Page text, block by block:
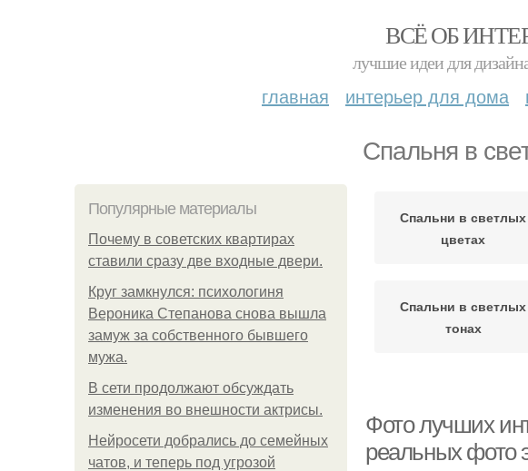
ВСЁ ОБ
лучшие идеи для
главная интерьер для дома
Спальня в
Популярные материалы
Почему в советских квартирах
ставили сразу две входные двери.
Круг замкнулся: психологиня
Вероника Степанова снова вышла
замуж за собственного бывшего
мужа.
В сети продолжают обсуждать
изменения во внешности актрисы.
Нейросети добрались до семейных
чатов, и теперь под угрозой
Спальни в светлых
цветах
Спальни в светлых
тонах
Фото лучших
реальных фото